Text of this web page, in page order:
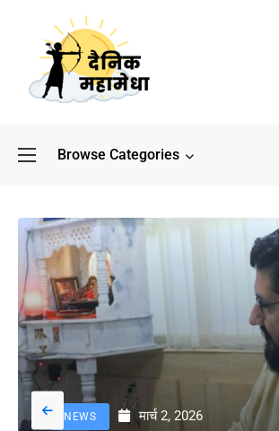
Browse Categories
NEWS मार्च 2, 2026